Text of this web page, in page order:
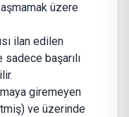
üzere
ilan edilen
sadece başarılı
giremeyen
ve üzerinde